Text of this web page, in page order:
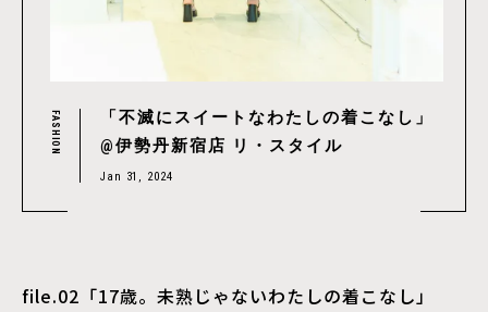
FASHION
「不滅にスイートなわたしの着こなし」
@伊勢丹新宿店 リ・スタイル
Jan 31, 2024
file.02「17歳。未熟じゃないわたしの着こなし」